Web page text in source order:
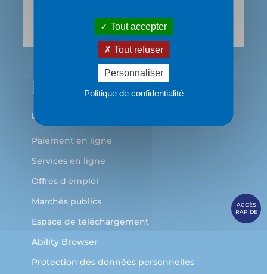
ACCÈS
RAPIDE
Paiement en ligne
Services en ligne
Offres d'emploi
Marchés publics
Espace de téléchargement
Ability Browser
Protection des données personnelles
69483 LYON Cedex 03
Tout accepter
Tout refuser
Personnaliser
Politique de confidentialité